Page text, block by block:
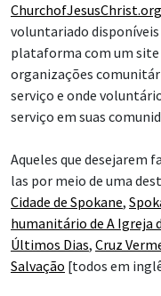
ChurchofJesusChrist.org
voluntariado disponíveis
plataforma com um
organizações
serviço e onde
serviço em suas
Aqueles que desejarem
las por meio de uma
Cidade de Spokane,
humanitário de A Igreja
Últimos Dias, Cruz
Salvação [todos em